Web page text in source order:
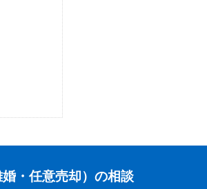
・任意売却）の相談